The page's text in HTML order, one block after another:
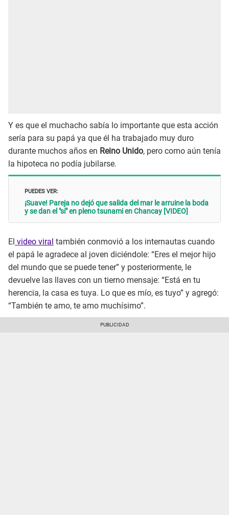
Y es que el muchacho sabía lo importante que esta acción
sería para su papá ya que él ha trabajado muy duro
durante muchos años en Reino Unido, pero como aún tenía
la hipoteca no podía jubilarse.
PUEDES VER:
¡Suave! Pareja no dejó que salida del mar le arruine la boda
y se dan el "sí" en pleno tsunami en Chancay [VIDEO]
El video viral también conmovió a los internautas cuando
el papá le agradece al joven diciéndole: “Eres el mejor hijo
del mundo que se puede tener” y posteriormente, le
devuelve las llaves con un tierno mensaje: “Está en tu
herencia, la casa es tuya. Lo que es mío, es tuyo” y agregó:
“También te amo, te amo muchísimo”.